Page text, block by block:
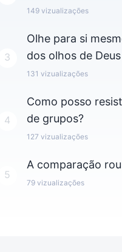
149 vizualizações
3
Olhe para si
dos olhos de Deus
131 vizualizações
4
Como posso
de grupos?
127 vizualizações
5
A comparação
79 vizualizações